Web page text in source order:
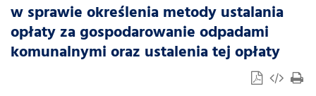
w sprawie określenia metody ustalania
opłaty za gospodarowanie odpadami
komunalnymi oraz ustalenia tej opłaty